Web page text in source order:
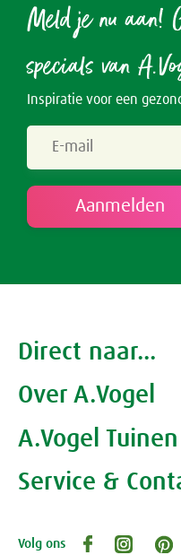
Meld je nu aan!
specials van
Inspiratie voor een
Direct naar...
Producten
Gezondheidscoaches
Over A.Vogel
Alfred Vogel
Waarom A.Vogel kiezen
A.Vogel Tuinen
Over A.Vogel tuinen
Openingstijden, route en
Service &
Volg ons